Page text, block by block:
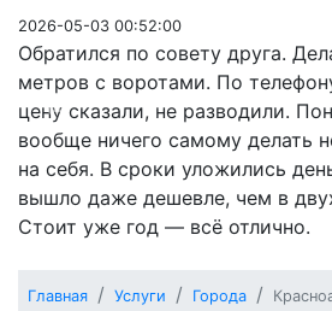
2026-05-03 00:52:00
Обратился по совету друга.
метров с воротами. По
цену сказали, не разводили.
вообще ничего самому делать
на себя. В сроки уложились
вышло даже дешевле, чем в
Стоит уже год — всё отлично.
Previous
Главная Услуги Города